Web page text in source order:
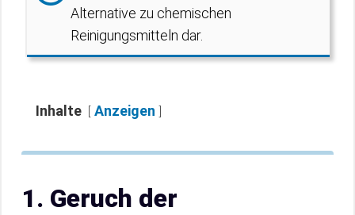
Alternative zu chemischen
Reinigungsmitteln dar.
Inhalte Anzeigen
1. Geruch der